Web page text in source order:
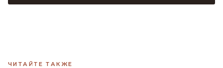
ЧИТАЙТЕ ТАКЖЕ